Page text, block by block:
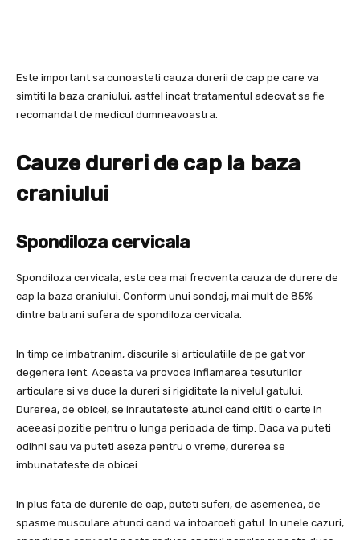
Este important sa cunoasteti cauza durerii de cap pe care va
simtiti la baza craniului, astfel incat tratamentul adecvat sa fie
recomandat de medicul dumneavoastra.
Cauze dureri de cap la baza
craniului
Spondiloza cervicala
Spondiloza cervicala, este cea mai frecventa cauza de durere de
cap la baza craniului. Conform unui sondaj, mai mult de 85%
dintre batrani sufera de spondiloza cervicala.
In timp ce imbatranim, discurile si articulatiile de pe gat vor
degenera lent. Aceasta va provoca inflamarea tesuturilor
articulare si va duce la dureri si rigiditate la nivelul gatului.
Durerea, de obicei, se inrautateste atunci cand cititi o carte in
aceeasi pozitie pentru o lunga perioada de timp. Daca va puteti
odihni sau va puteti aseza pentru o vreme, durerea se
imbunatateste de obicei.
In plus fata de durerile de cap, puteti suferi, de asemenea, de
spasme musculare atunci cand va intoarceti gatul. In unele cazuri,